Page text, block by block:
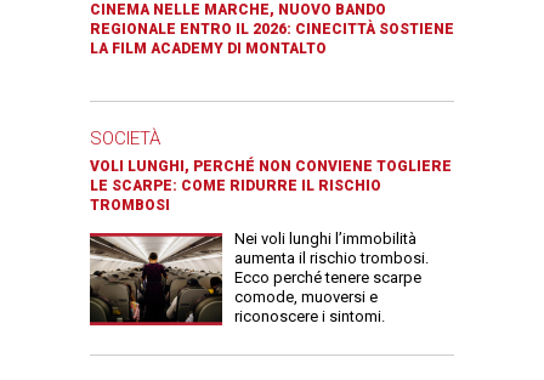
CINEMA NELLE MARCHE, NUOVO BANDO
REGIONALE ENTRO IL 2026: CINECITTÀ SOSTIENE
LA FILM ACADEMY DI MONTALTO
SOCIETÀ
VOLI LUNGHI, PERCHÉ NON CONVIENE TOGLIERE
LE SCARPE: COME RIDURRE IL RISCHIO
TROMBOSI
Nei voli lunghi l’immobilità
aumenta il rischio trombosi.
Ecco perché tenere scarpe
comode, muoversi e
riconoscere i sintomi.